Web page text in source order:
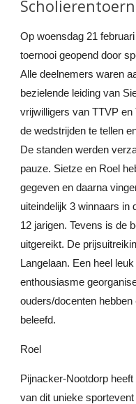
Op woensdag 21
toernooi geopend door
Alle deelnemers waren
bezielende leiding van
vrijwilligers van TTVP en
de wedstrijden te tellen
De standen werden
pauze. Sietze en Roel
gegeven en daarna
uiteindelijk 3 winnaars in
12 jarigen. Tevens is de
uitgereikt. De
Langelaan. Een heel
enthousiasme
ouders/docenten
beleefd.
Roel
Pijnacker-Nootdorp
van dit unieke